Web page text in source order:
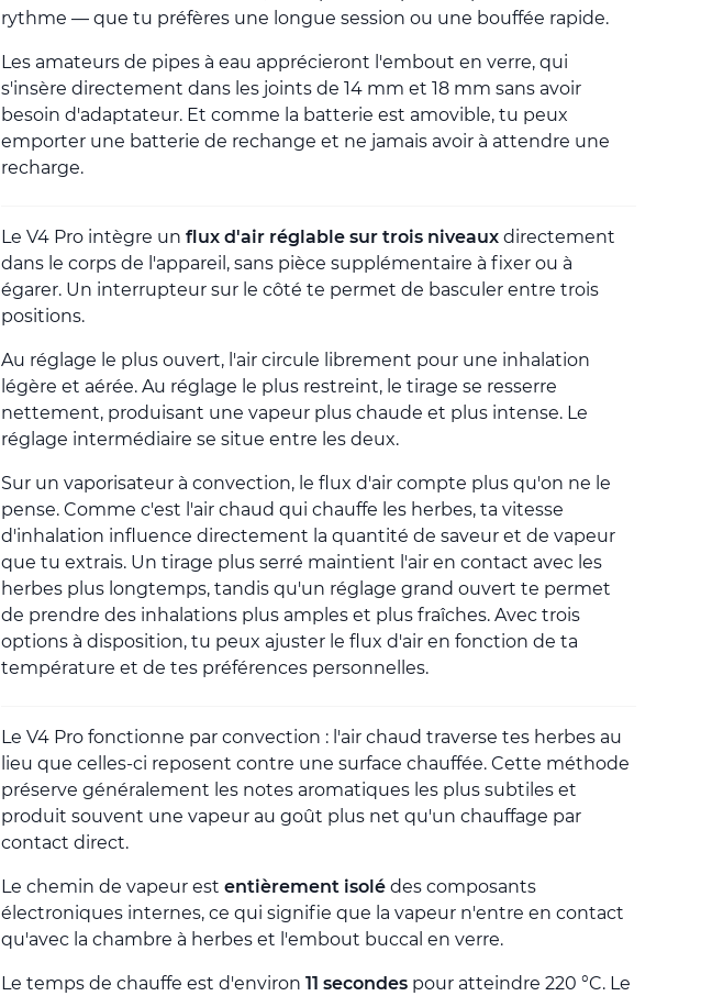
rythme — que tu préfères une longue session ou une bouffée rapide.
Les amateurs de pipes à eau apprécieront l'embout en verre, qui
s'insère directement dans les joints de 14 mm et 18 mm sans avoir
besoin d'adaptateur. Et comme la batterie est amovible, tu peux
emporter une batterie de rechange et ne jamais avoir à attendre une
recharge.
Le V4 Pro intègre un flux d'air réglable sur trois niveaux directement
dans le corps de l'appareil, sans pièce supplémentaire à fixer ou à
égarer. Un interrupteur sur le côté te permet de basculer entre trois
positions.
Au réglage le plus ouvert, l'air circule librement pour une inhalation
légère et aérée. Au réglage le plus restreint, le tirage se resserre
nettement, produisant une vapeur plus chaude et plus intense. Le
réglage intermédiaire se situe entre les deux.
Sur un vaporisateur à convection, le flux d'air compte plus qu'on ne le
pense. Comme c'est l'air chaud qui chauffe les herbes, ta vitesse
d'inhalation influence directement la quantité de saveur et de vapeur
que tu extrais. Un tirage plus serré maintient l'air en contact avec les
herbes plus longtemps, tandis qu'un réglage grand ouvert te permet
de prendre des inhalations plus amples et plus fraîches. Avec trois
options à disposition, tu peux ajuster le flux d'air en fonction de ta
température et de tes préférences personnelles.
Le V4 Pro fonctionne par convection : l'air chaud traverse tes herbes au
lieu que celles-ci reposent contre une surface chauffée. Cette méthode
préserve généralement les notes aromatiques les plus subtiles et
produit souvent une vapeur au goût plus net qu'un chauffage par
contact direct.
Le chemin de vapeur est entièrement isolé des composants
électroniques internes, ce qui signifie que la vapeur n'entre en contact
qu'avec la chambre à herbes et l'embout buccal en verre.
Le temps de chauffe est d'environ 11 secondes pour atteindre 220 °C. Le